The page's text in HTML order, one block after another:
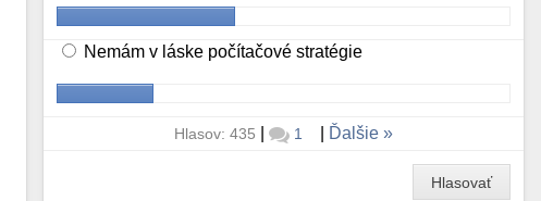
Nemám v láske počítačové stratégie
Hlasov: 435 | 1 Ďalšie
Hlasovať